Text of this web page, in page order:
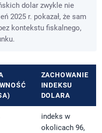
dolar zwykle nie
2025 r. pokazał, że sam
kontekstu fiskalnego,
ZACHOWANIE
INDEKSU
DOLARA
indeks w
okolicach 96,